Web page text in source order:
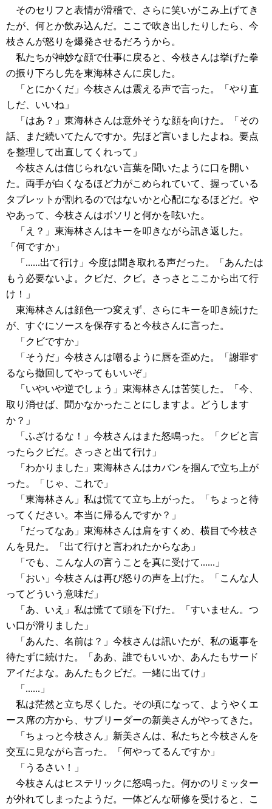
そのセリフと表情が滑稽で、さらに笑いがこみ上げてき
たが、何とか飲み込んだ。ここで吹き出したりしたら、今
枝さんが怒りを爆発させるだろうから。
私たちが神妙な顔で仕事に戻ると、今枝さんは挙げた拳
の振り下ろし先を東海林さんに戻した。
「とにかくだ」今枝さんは震える声で言った。「やり直
しだ、いいね」
「はあ？」東海林さんは意外そうな顔を向けた。「その
話、まだ続いてたんですか。先ほど言いましたよね。要点
を整理して出直してくれって」
今枝さんは信じられない言葉を聞いたように口を開い
た。両手が白くなるほど力がこめられていて、握っている
タブレットが割れるのではないかと心配になるほどだ。や
やあって、今枝さんはボソリと何かを呟いた。
「え？」東海林さんはキーを叩きながら訊き返した。
「何ですか」
「......出て行け」今度は聞き取れる声だった。「あんたは
もう必要ないよ。クビだ、クビ。さっさとここから出て行
け！」
東海林さんは顔色一つ変えず、さらにキーを叩き続けた
が、すぐにソースを保存すると今枝さんに言った。
「クビですか」
「そうだ」今枝さんは嘲るように唇を歪めた。「謝罪す
るなら撤回してやってもいいぞ」
「いやいや逆でしょう」東海林さんは苦笑した。「今、
取り消せば、聞かなかったことにしますよ。どうします
か？」
「ふざけるな！」今枝さんはまた怒鳴った。「クビと言
ったらクビだ。さっさと出て行け」
「わかりました」東海林さんはカバンを掴んで立ち上が
った。「じゃ、これで」
「東海林さん」私は慌てて立ち上がった。「ちょっと待
ってください。本当に帰るんですか？」
「だってなあ」東海林さんは肩をすくめ、横目で今枝さ
んを見た。「出て行けと言われたからなあ」
「でも、こんな人の言うことを真に受けて......」
「おい」今枝さんは再び怒りの声を上げた。「こんな人
ってどういう意味だ」
「あ、いえ」私は慌てて頭を下げた。「すいません。つ
い口が滑りました」
「あんた、名前は？」今枝さんは訊いたが、私の返事を
待たずに続けた。「ああ、誰でもいいか、あんたもサード
アイだよな。あんたもクビだ。一緒に出てけ」
「......」
私は茫然と立ち尽くした。その頃になって、ようやくエ
ース席の方から、サブリーダーの新美さんがやってきた。
「ちょっと今枝さん」新美さんは、私たちと今枝さんを
交互に見ながら言った。「何やってるんですか」
「うるさい！」
今枝さんはヒステリックに怒鳴った。何かのリミッター
が外れてしまったようだ。一体どんな研修を受けると、こ